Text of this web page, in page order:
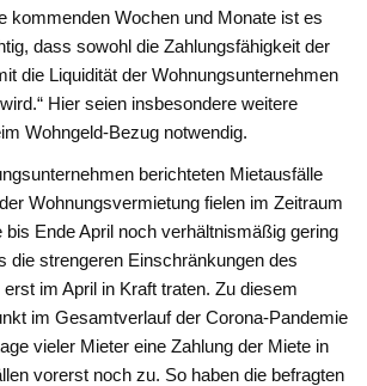
kommenden Wochen und Monate ist es
dass sowohl die Zahlungsfähigkeit der
die Liquidität der Wohnungsunternehmen
Hier seien insbesondere weitere
Wohngeld-Bezug notwendig.
berichteten Mietausfälle
Wohnungsvermietung fielen im Zeitraum
bis Ende April noch verhältnismäßig gering
die strengeren Einschränkungen des
im April in Kraft traten. Zu diesem
im Gesamtverlauf der Corona-Pandemie
vieler Mieter eine Zahlung der Miete in
vorerst noch zu. So haben die befragten